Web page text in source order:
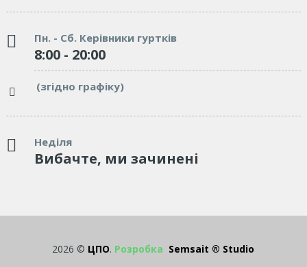
Пн. - Сб. Керівники гуртків
8:00 - 20:00
(згідно графіку)
Неділя
Вибачте, ми зачинені
2026 © ЦПО. Розробка Semsait ® Studio